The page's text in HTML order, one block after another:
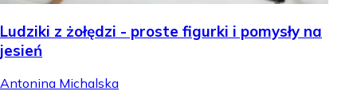
Ludziki z żołędzi - proste figurki i pomysły na
jesień
Antonina Michalska